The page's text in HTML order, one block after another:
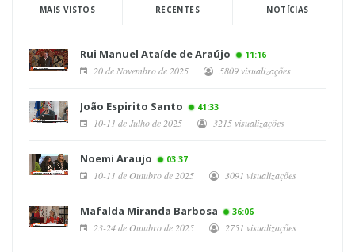
MAIS VISTOS RECENTES NOTÍCIAS
Rui Manuel Ataíde de Araújo 11:16
20 de Novembro de 2025 5809 visualizações
João Espirito Santo 41:33
10-11 de Julho de 2025 3215 visualizações
Noemi Araujo 03:37
10-11 de Outubro de 2025 3091 visualizações
Mafalda Miranda Barbosa 36:06
23-24 de Outubro de 2025 2751 visualizações